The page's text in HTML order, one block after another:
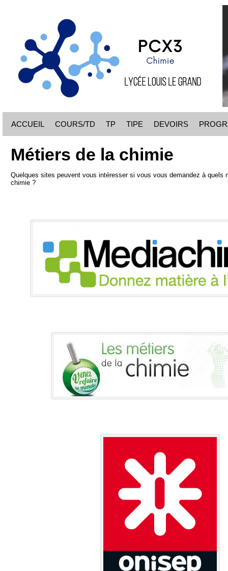
ACCUEIL COURS/TD TP TIPE DEVOIRS
Métiers de la chimie
Quelques sites peuvent vous intéresser si vous vous demandez à quels
chimie ?